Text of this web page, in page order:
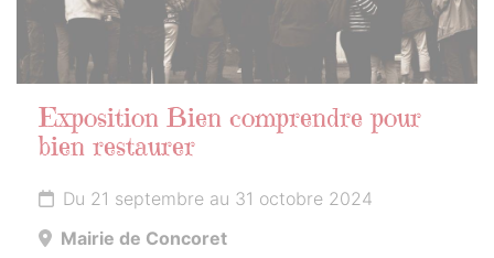
Exposition Bien comprendre pour
bien restaurer
Du 21 septembre au 31 octobre 2024
Mairie de Concoret